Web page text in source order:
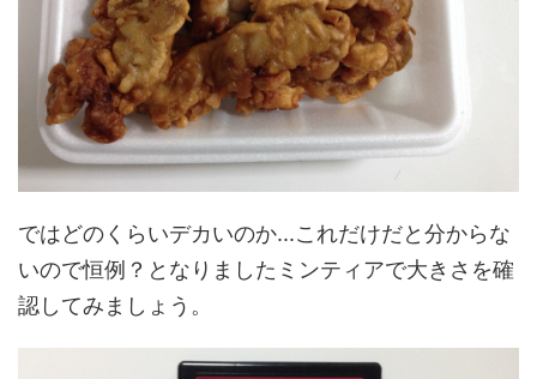
ではどのくらいデカいのか...これだけだと分からな
いので恒例？となりましたミンティアで大きさを確
認してみましょう。